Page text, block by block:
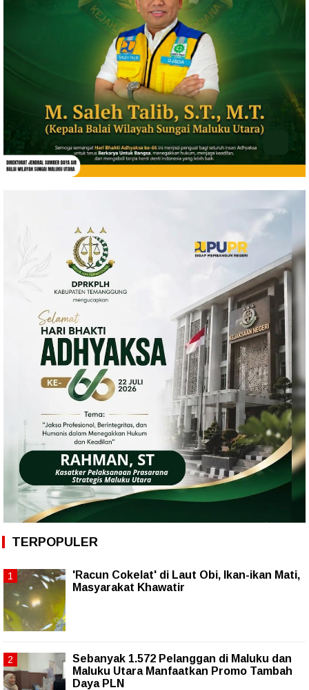
TERPOPULER
'Racun Cokelat' di Laut Obi, Ikan-ikan Mati,
Masyarakat Khawatir
Sebanyak 1.572 Pelanggan di Maluku dan
Maluku Utara Manfaatkan Promo Tambah
Daya PLN